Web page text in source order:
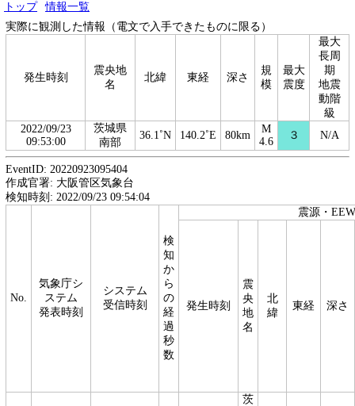
トップ
情報一覧
実際に観測した情報（電文で入手できたものに限る）
発生時刻
震央地
名
北緯 東経 深さ
規
模
最大
震度
最大
長周
期
地震
動階
級
2022/09/23
09:53:00
茨城県
南部
36.1˚N 140.2˚E 80km
M
4.6
３ N/A
EventID: 20220923095404
作成官署: 大阪管区気象台
検知時刻: 2022/09/23 09:54:04
No.
気象庁シ
ステム
発表時刻
システム
受信時刻
検
知
か
ら
の
経
過
秒
数
震源・
発生時刻
震
央
地
名
北
緯
東経 深さ
茨